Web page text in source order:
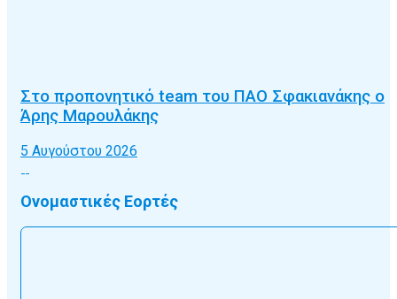
Στο προπονητικό team του ΠΑΟ Σφακιανάκης ο
Άρης Μαρουλάκης
5 Αυγούστου 2026
Ονομαστικές Εορτές